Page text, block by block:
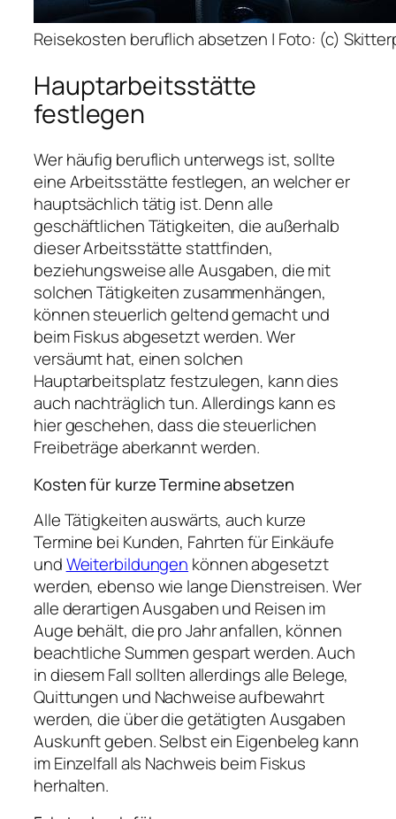
Reisekosten beruflich absetzen | Foto: (c)
Hauptarbeitsstätte
festlegen
Wer häufig beruflich unterwegs ist, sollte
eine Arbeitsstätte festlegen, an welcher er
hauptsächlich tätig ist. Denn alle
geschäftlichen Tätigkeiten, die außerhalb
dieser Arbeitsstätte stattfinden,
beziehungsweise alle Ausgaben, die mit
solchen Tätigkeiten zusammenhängen,
können steuerlich geltend gemacht und
beim Fiskus abgesetzt werden. Wer
versäumt hat, einen solchen
Hauptarbeitsplatz festzulegen, kann dies
auch nachträglich tun. Allerdings kann es
hier geschehen, dass die steuerlichen
Freibeträge aberkannt werden.
Kosten für kurze Termine absetzen
Alle Tätigkeiten auswärts, auch kurze
Termine bei Kunden, Fahrten für Einkäufe
undWeiterbildungen können abgesetzt
werden, ebenso wie lange Dienstreisen. Wer
alle derartigen Ausgaben und Reisen im
Auge behält, die pro Jahr anfallen, können
beachtliche Summen gespart werden. Auch
in diesem Fall sollten allerdings alle Belege,
Quittungen und Nachweise aufbewahrt
werden, die über die getätigten Ausgaben
Auskunft geben. Selbst ein Eigenbeleg kann
im Einzelfall als Nachweis beim Fiskus
herhalten.